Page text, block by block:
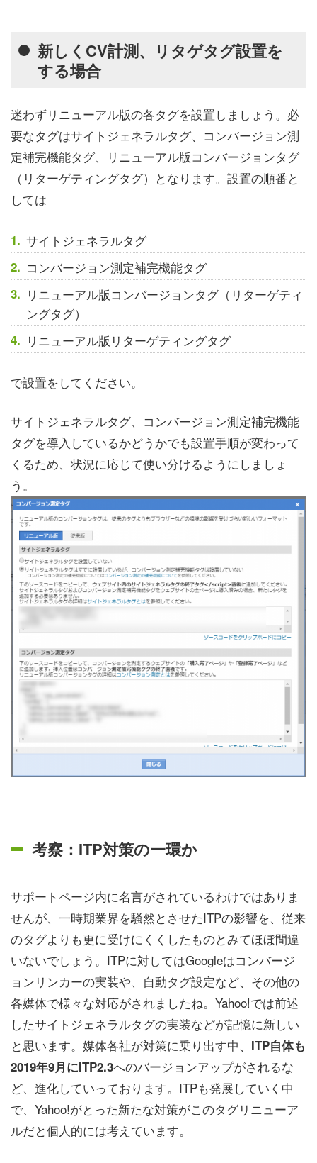
新しくCV計測、リタゲタグ設置を
する場合
迷わずリニューアル版の各タグを設置しましょう。必
要なタグはサイトジェネラルタグ、コンバージョン測
定補完機能タグ、リニューアル版コンバージョンタグ
（リターゲティングタグ）となります。設置の順番と
しては
サイトジェネラルタグ
コンバージョン測定補完機能タグ
リニューアル版コンバージョンタグ（リターゲティ
ングタグ）
リニューアル版リターゲティングタグ
で設置をしてください。
サイトジェネラルタグ、コンバージョン測定補完機能
タグを導入しているかどうかでも設置手順が変わって
くるため、状況に応じて使い分けるようにしましょ
う。
考察：ITP対策の一環か
サポートページ内に名言がされているわけではありま
せんが、一時期業界を騒然とさせたITPの影響を、従来
のタグよりも更に受けにくくしたものとみてほぼ間違
いないでしょう。ITPに対してはGoogleはコンバージ
ョンリンカーの実装や、自動タグ設定など、その他の
各媒体で様々な対応がされましたね。Yahoo!では前述
したサイトジェネラルタグの実装などが記憶に新しい
と思います。媒体各社が対策に乗り出す中、 ITP自体も
2019年9月にITP2.3へのバージョンアップがされるな
ど、進化していっております。ITPも発展していく中
で、Yahoo!がとった新たな対策がこのタグリニューア
ルだと個人的には考えています。